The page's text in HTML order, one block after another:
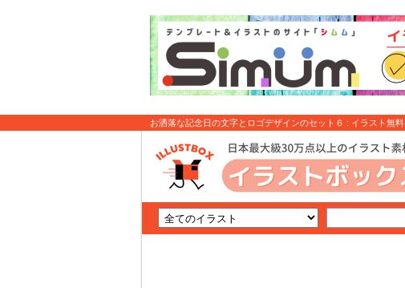
お洒落な記念日の文字とロゴデザインのセット６ : イラスト無料